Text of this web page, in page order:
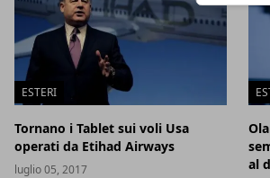
ESTERI
Tornano i Tablet sui voli Usa
operati da Etihad Airways
luglio 05, 2017
al